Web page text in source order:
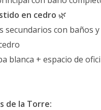
en cedro 🌿
secundarios con baños y
blanca + espacio de
de la Torre: